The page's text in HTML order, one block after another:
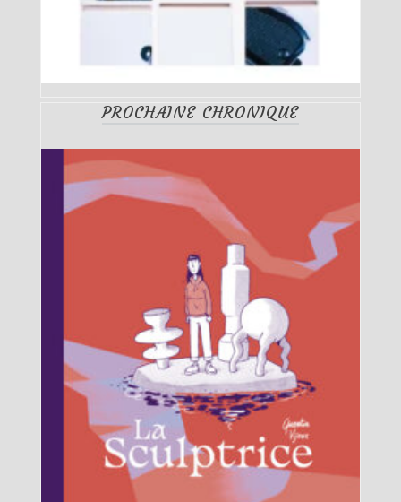
PROCHAINE CHRONIQUE